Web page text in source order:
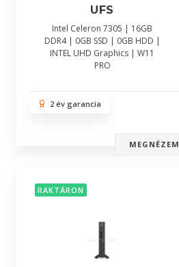
UFS
Intel Celeron 7305 | 16GB
DDR4 | 0GB SSD | 0GB HDD |
INTEL UHD Graphics | W11
PRO
2 év garancia
MEGNÉZEM
RAKTÁRON